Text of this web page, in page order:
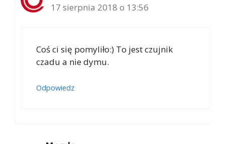
17 sierpnia 2018 o 13:56
Coś ci się pomyliło:) To jest czujnik
czadu a nie dymu.
Odpowiedz